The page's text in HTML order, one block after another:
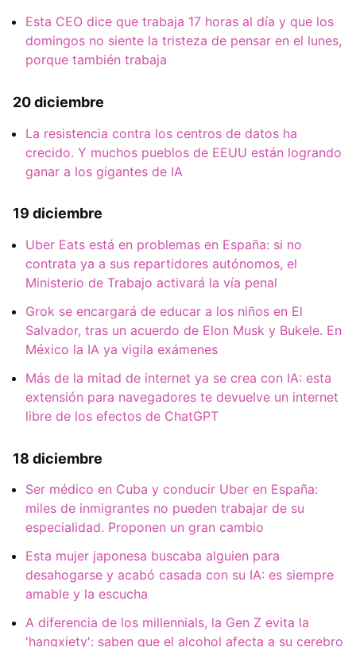
Esta CEO dice que trabaja 17 horas al día y que los
domingos no siente la tristeza de pensar en el lunes,
porque también trabaja
20 diciembre
La resistencia contra los centros de datos ha
crecido. Y muchos pueblos de EEUU están logrando
ganar a los gigantes de IA
19 diciembre
Uber Eats está en problemas en España: si no
contrata ya a sus repartidores autónomos, el
Ministerio de Trabajo activará la vía penal
Grok se encargará de educar a los niños en El
Salvador, tras un acuerdo de Elon Musk y Bukele. En
México la IA ya vigila exámenes
Más de la mitad de internet ya se crea con IA: esta
extensión para navegadores te devuelve un internet
libre de los efectos de ChatGPT
18 diciembre
Ser médico en Cuba y conducir Uber en España:
miles de inmigrantes no pueden trabajar de su
especialidad. Proponen un gran cambio
Esta mujer japonesa buscaba alguien para
desahogarse y acabó casada con su IA: es siempre
amable y la escucha
A diferencia de los millennials, la Gen Z evita la
'hangxiety': saben que el alcohol afecta a su cerebro